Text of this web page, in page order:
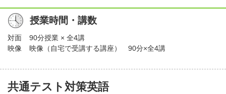
授業時間・講数
対面
90分授業 × 全4講
映像
映像（自宅で受講する講座） 90分×全4講
共通テスト対策英語